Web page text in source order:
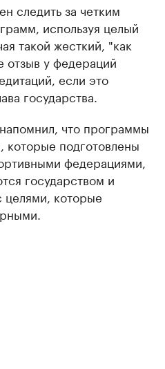
следить за четким
используя целый
такой жесткий, "как
отзыв у федераций
если это
государства.
что программы
которые подготовлены
федерациями,
государством и
целями, которые